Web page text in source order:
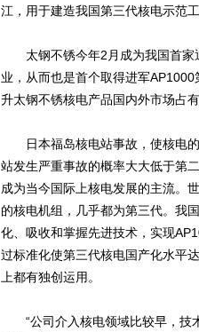
江，用于建造我国第三代核电示范
太钢不锈今年2月成为我国首家
业，从而也是首个取得进军
升太钢不锈核电产品国内外市场占
日本福岛核电站事故，使核电的
站发生严重事故的概率大大低于第
成为当今国际上核电发展的主流。
的核电机组，几乎都为第三代。我
化、吸收和掌握先进技术，实现
过标准化使第三代核电国产化水平
上都有独创运用。
“公司介入核电领域比较早，技